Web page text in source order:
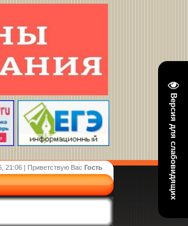
Версия для слабовидящих
21:06 | Приветствую Вас Гость